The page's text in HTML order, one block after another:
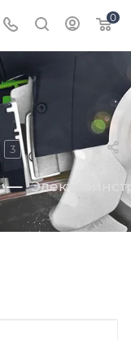
0
3
—